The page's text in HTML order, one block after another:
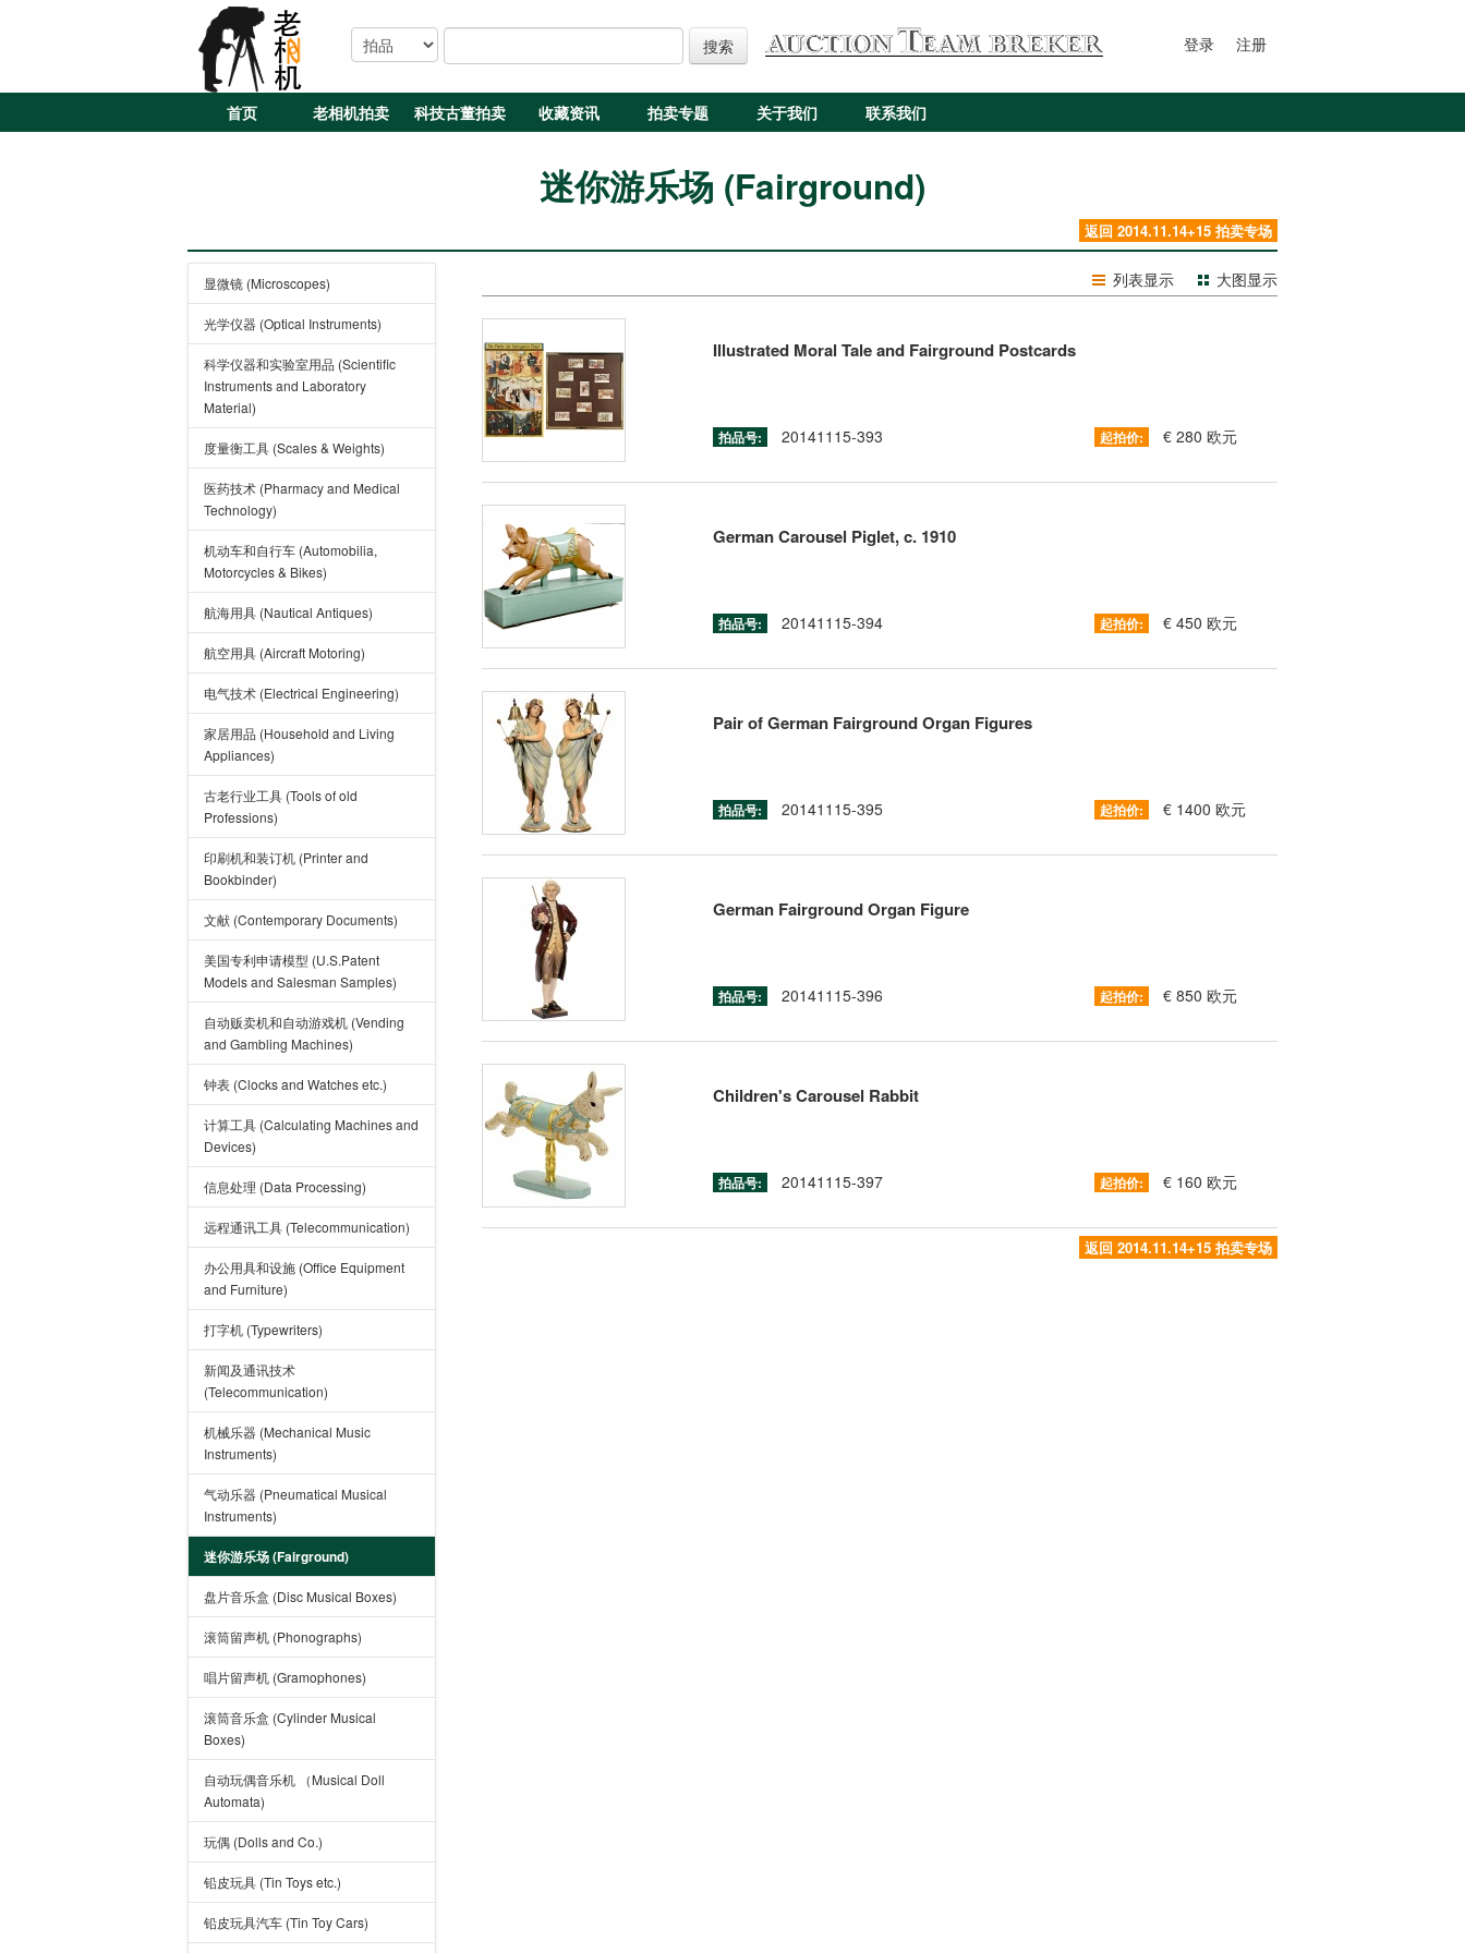
搜索 登录 注册
首页 老相机拍卖 科技古董拍卖 收藏资讯 拍卖专题 关于我们 联系我们
迷你游乐场 (Fairground)
返回 2014.11.14+15 拍卖专场
显微镜 (Microscopes)
光学仪器 (Optical Instruments)
科学仪器和实验室用品 (Scientific
Instruments and Laboratory
Material)
度量衡工具 (Scales & Weights)
医药技术 (Pharmacy and Medical
Technology)
机动车和自行车 (Automobilia,
Motorcycles & Bikes)
航海用具 (Nautical Antiques)
航空用具 (Aircraft Motoring)
电气技术 (Electrical Engineering)
家居用品 (Household and Living
Appliances)
古老行业工具 (Tools of old
Professions)
印刷机和装订机 (Printer and
Bookbinder)
文献 (Contemporary Documents)
美国专利申请模型 (U.S.Patent
Models and Salesman Samples)
自动贩卖机和自动游戏机 (Vending
and Gambling Machines)
钟表 (Clocks and Watches etc.)
计算工具 (Calculating Machines and
Devices)
信息处理 (Data Processing)
远程通讯工具 (Telecommunication)
办公用具和设施 (Office Equipment
and Furniture)
打字机 (Typewriters)
新闻及通讯技术
(Telecommunication)
机械乐器 (Mechanical Music
Instruments)
气动乐器 (Pneumatical Musical
Instruments)
迷你游乐场 (Fairground)
盘片音乐盒 (Disc Musical Boxes)
滚筒留声机 (Phonographs)
唱片留声机 (Gramophones)
滚筒音乐盒 (Cylinder Musical
Boxes)
自动玩偶音乐机 （Musical Doll
Automata)
玩偶 (Dolls and Co.)
铅皮玩具 (Tin Toys etc.)
铅皮玩具汽车 (Tin Toy Cars)
列表显示 大图显示
Illustrated Moral Tale and Fairground Postcards
拍品号: 20141115-393 起拍价: € 280 欧元
German Carousel Piglet, c. 1910
拍品号: 20141115-394 起拍价: € 450 欧元
Pair of German Fairground Organ Figures
拍品号: 20141115-395 起拍价: € 1400 欧元
German Fairground Organ Figure
拍品号: 20141115-396 起拍价: € 850 欧元
Children's Carousel Rabbit
拍品号: 20141115-397 起拍价: € 160 欧元
返回 2014.11.14+15 拍卖专场